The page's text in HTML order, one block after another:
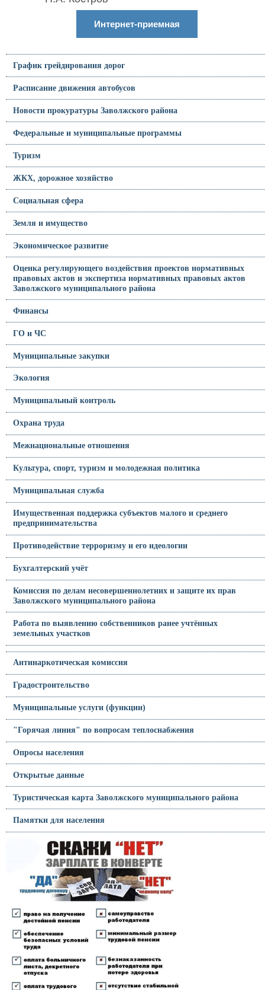
Интернет-приемная
График грейдирования дорог
Расписание движения автобусов
Новости прокуратуры Заволжского района
Федеральные и муниципальные программы
Туризм
ЖКХ, дорожное хозяйство
Социальная сфера
Земля и имущество
Экономическое развитие
Оценка регулирующего воздействия проектов нормативных
правовых актов и экспертиза нормативных правовых актов
Заволжского муниципального района
Финансы
ГО и ЧС
Муниципальные закупки
Экология
Муниципальный контроль
Охрана труда
Межнациональные отношения
Культура, спорт, туризм и молодежная политика
Муниципальная служба
Имущественная поддержка субъектов малого и среднего
предпринимательства
Противодействие терроризму и его идеологии
Бухгалтерский учёт
Комиссия по делам несовершеннолетних и защите их прав
Заволжского муниципального района
Работа по выявлению собственников ранее учтённых
земельных участков
Антинаркотическая комиссия
Градостроительство
Муниципальные услуги (функции)
"Горячая линия" по вопросам теплоснабжения
Опросы населения
Открытые данные
Туристическая карта Заволжского муниципального района
Памятки для населения